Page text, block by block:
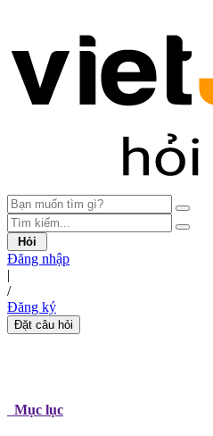
Hỏi
Đăng nhập
|
/
Đăng ký
Đặt câu hỏi
Mục lục